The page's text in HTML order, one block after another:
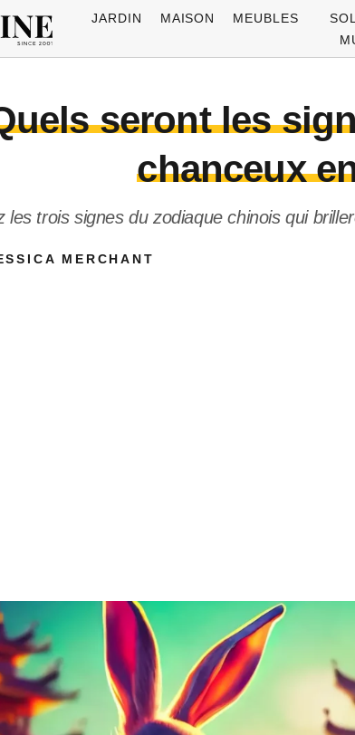
JARDIN MAISON MEUBLES
seront les
chanceux
les trois signes du zodiaque chinois qui
MERCHANT